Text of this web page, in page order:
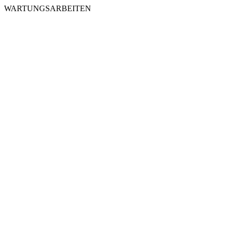
WARTUNGSARBEITEN